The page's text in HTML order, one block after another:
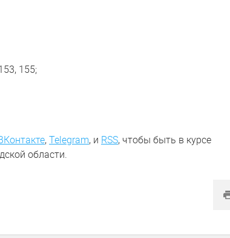
155;
,Telegram, и RSS, чтобы быть в курсе
области.